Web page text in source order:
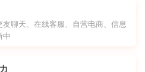
友聊天、在线客服、自营电商、信息
中